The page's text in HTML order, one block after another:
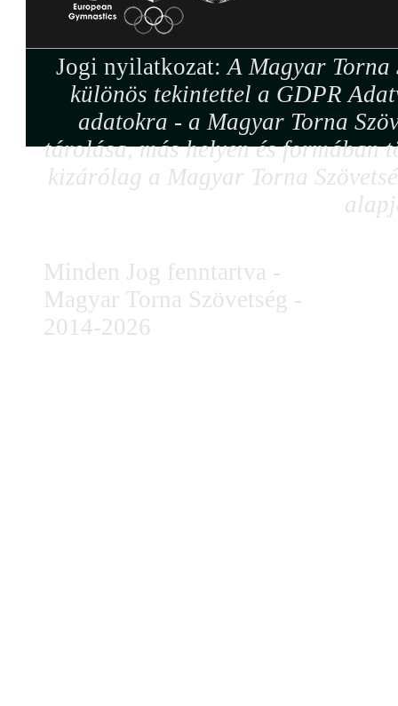
Jogi nyilatkozat:A Magyar Torna
különös tekintettel a GDPR
adatokra - a Magyar Torna
tárolása, más helyen és formában
kizárólag a Magyar Torna
Minden Jog fenntartva -
Magyar Torna Szövetség -
2014-2026